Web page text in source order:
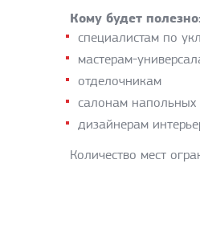
Кому будет
специалистам по
мастерам-
отделочникам
салонам напольных
дизайнерам
Количество мест